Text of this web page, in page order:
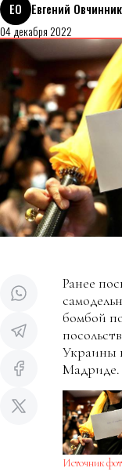
ЕО
Евгений
04 декабря 2022
Ранее
бомбой
Украины
Мадриде.
Источник